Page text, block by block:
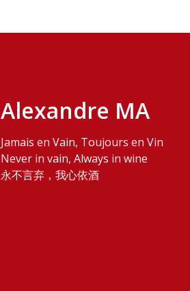
Alexandre MA
Jamais en Vain, Toujours en Vin
Never in vain, Always in wine
永不言弃，我心依酒